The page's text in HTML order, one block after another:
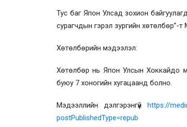
Тус баг Япон Улсад зохион
сурагчдын гэрэл зургийн хөтөлбөр”-
Хөтөлбөрийн мэдээлэл:
Хөтөлбөр нь Япон Улсын Хоккайдо
буюу 7 хоногийн хугацаанд болно.
Мэдээллийн дэлгэрэнгүй https://
postPublishedType=repub